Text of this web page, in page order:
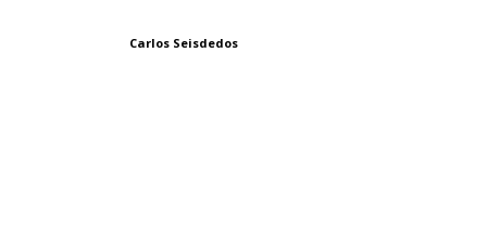
Carlos Seisdedos